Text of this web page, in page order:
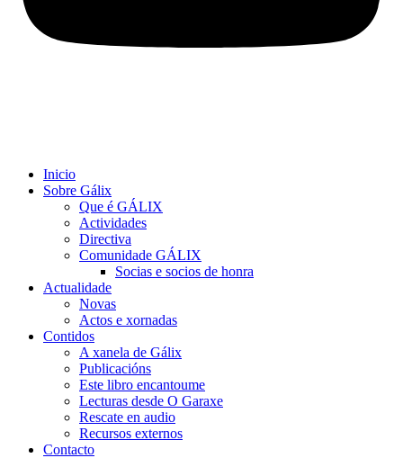
Inicio
Sobre Gálix
Que é GÁLIX
Actividades
Directiva
Comunidade GÁLIX
Socias e socios de honra
Actualidade
Novas
Actos e xornadas
Contidos
A xanela de Gálix
Publicacións
Este libro encantoume
Lecturas desde O Garaxe
Rescate en audio
Recursos externos
Contacto